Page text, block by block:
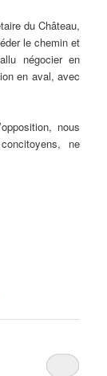
du Château,
le chemin et
négocier en
en aval, avec
nous
ne